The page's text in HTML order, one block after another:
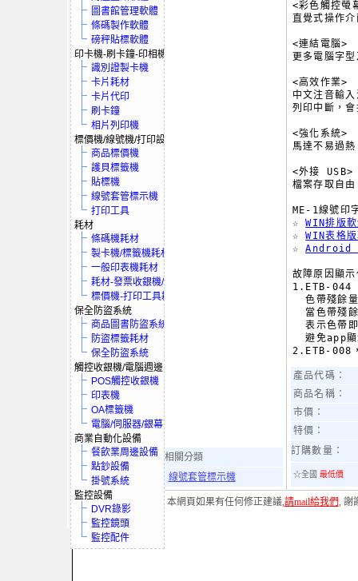
圖書館管理軟體
條碼製作軟體
磅秤貼標軟體
印卡機-刷卡鐘-印相機
識別證製卡機
卡片耗材
卡片代印
刷卡鐘
相片列印機
標價機/線號機/打印設備
商品標價機
護貝標籤機
貼標機
線號套管標示機
打印工具
耗材
條碼機耗材
製卡機/標籤機耗材
一般印表機耗材
耗材-發票收銀機/保全系統
標價機-打印工具耗材
保全防盜系統
商品圖書防盜系統
防盜標籤耗材
保全防盜系統
觸控收銀機/電腦週邊
POS觸控收銀機
印表機
OA標籤機
電腦/伺服器/銀幕
商業自動化設備
餐飲業周邊設備
點鈔設備
掛號系統
監控設備
DVR錄影
監控鏡頭
監控配件
<彩色觸控螢
直覺式操作介
<連結電腦>
更多電腦字
<高效作業>
中文注音輸
列印中斷，
<強化系統>
馬達不易過
<外接 USB>
檔案存取自
ME-1線號印
☆ WIN排版
☆ WIN表格
☆ Android
故障原因顯
1.ETB-044
色帶殘餘
當色帶殘
表示色帶
避免app顯
2.ETB-008
相關分類
線號套管標示機
產品代碼：
商品名稱：
市價：
特價：
訂購數量：
☆全國 最低價
本網頁如果有任何修正建議,請mail給我們, 謝